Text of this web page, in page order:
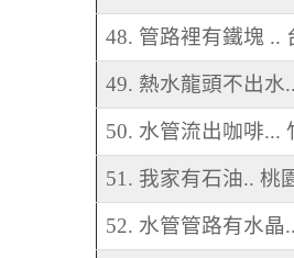
48. 管路裡有鐵塊 ..
49. 熱水龍頭不出水
50. 水管流出咖啡...
51. 我家有石油.. 桃
52. 水管管路有水晶